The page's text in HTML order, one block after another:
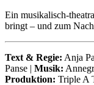
Ein musikalisch-
bringt – und zum
Text & Regie: Anja
Panse | Musik:
Produktion: Triple A